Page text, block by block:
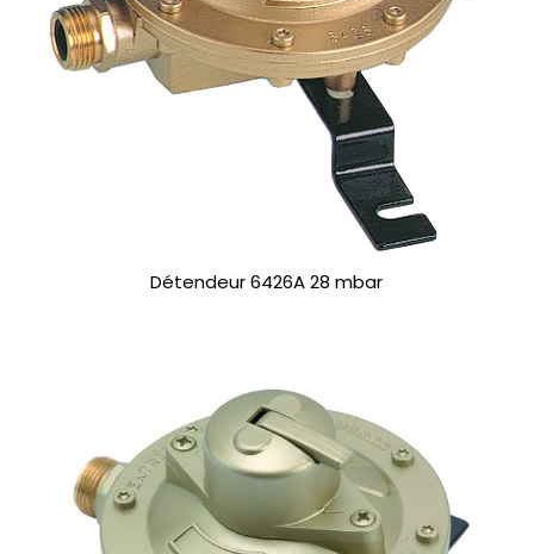
Détendeur 6426A 28 mbar